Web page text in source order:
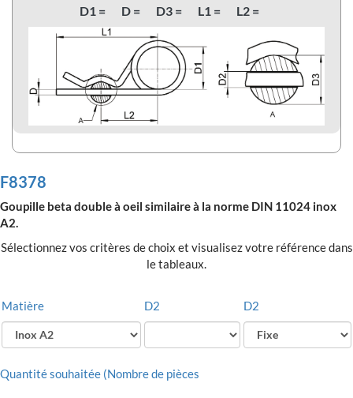
D1 = D = D3 = L1 = L2 =
F8378
Goupille beta double à oeil similaire à la norme DIN 11024 inox
A2.
Sélectionnez vos critères de choix et visualisez votre référence dans
le tableaux.
Matière D2 D2
Quantité souhaitée (Nombre de pièces